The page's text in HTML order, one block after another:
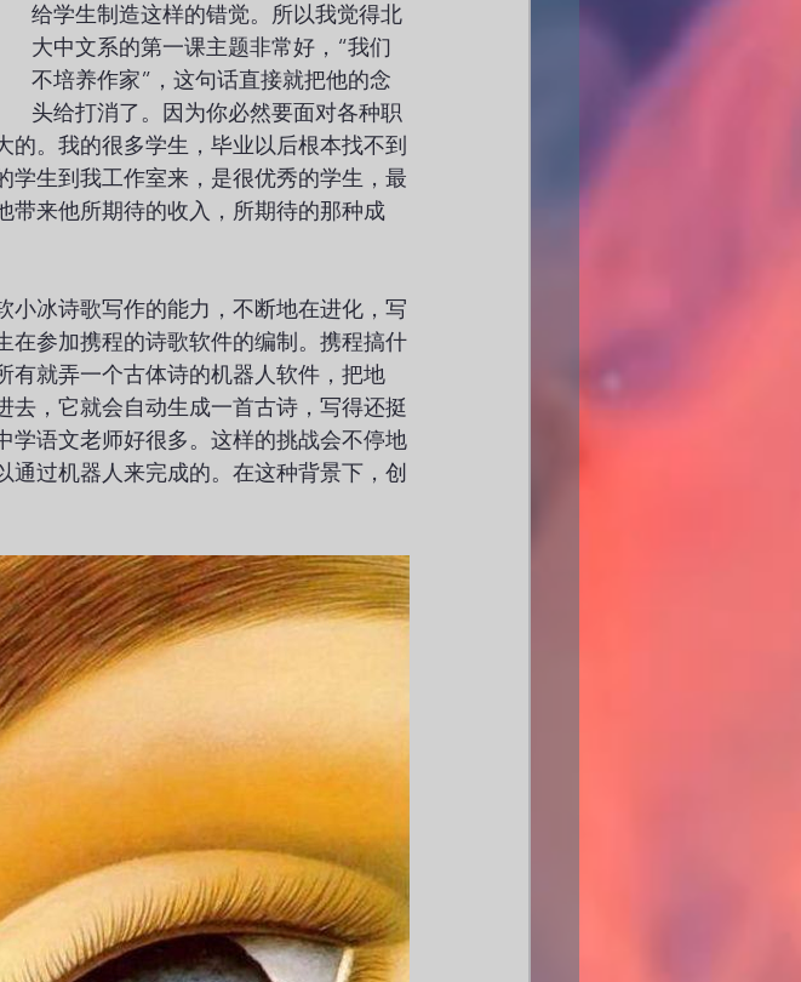
给学生制造这样的错觉。所以我觉得北
大中文系的第一课主题非常好，“我们
不培养作家”，这句话直接就把他的念
头给打消了。因为你必然要面对各种职
。我的很多学生，毕业以后根本找不到
学生到我工作室来，是很优秀的学生，最
带来他所期待的收入，所期待的那种成
小冰诗歌写作的能力，不断地在进化，写
在参加携程的诗歌软件的编制。携程搞什
有就弄一个古体诗的机器人软件，把地
去，它就会自动生成一首古诗，写得还挺
学语文老师好很多。这样的挑战会不停地
过机器人来完成的。在这种背景下，创